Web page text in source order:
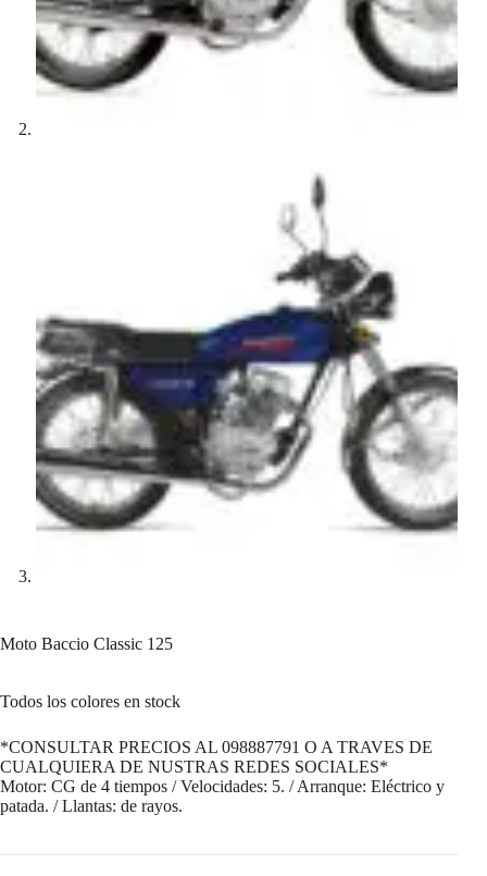
Moto Baccio Classic 125
Todos los colores en stock
*CONSULTAR PRECIOS AL 098887791 O A TRAVES DE
CUALQUIERA DE NUSTRAS REDES SOCIALES*
Motor: CG de 4 tiempos / Velocidades: 5. / Arranque: Eléctrico y
patada. / Llantas: de rayos.